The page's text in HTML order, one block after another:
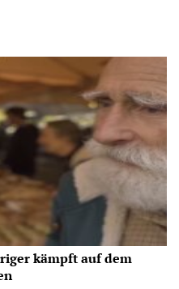
kämpft auf dem